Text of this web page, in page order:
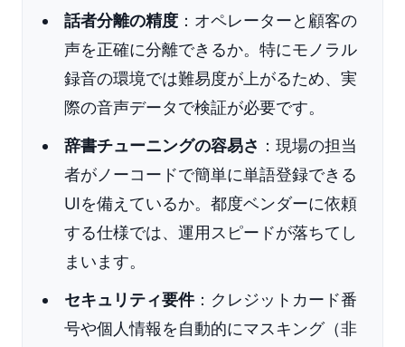
話者分離の精度 ：オペレーターと顧客の
声を正確に分離できるか。特にモノラル
録音の環境では難易度が上がるため、実
際の音声データで検証が必要です。
辞書チューニングの容易さ ：現場の担当
者がノーコードで簡単に単語登録できる
UIを備えているか。都度ベンダーに依頼
する仕様では、運用スピードが落ちてし
まいます。
セキュリティ要件：クレジットカード番
号や個人情報を自動的にマスキング（非